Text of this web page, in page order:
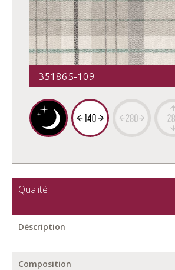
351865-109
Qualité
Déscription
Composition